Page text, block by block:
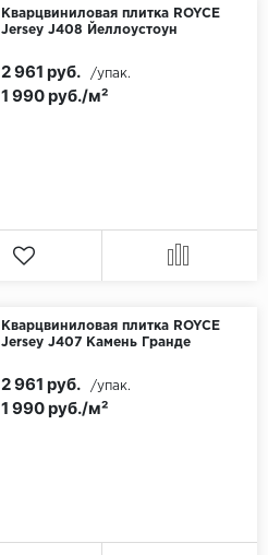
Кварцвиниловая плитка ROYCE
Jersey J408 Йеллоустоун
1 990 руб./м²
2 961 руб. /упак.
Кварцвиниловая плитка ROYCE
Jersey J407 Камень Гранде
1 990 руб./м²
2 961 руб. /упак.